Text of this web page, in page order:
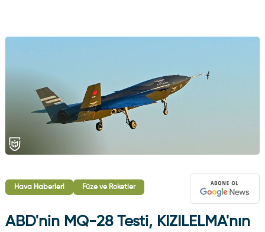
Hava Haberleri Füze ve Roketler
ABD'nin MQ-28 Testi, KIZILELMA'nın